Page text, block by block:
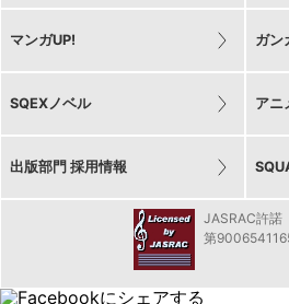
マンガUP! ガン
SQEXノベル アニ
出版部門 採用情報
JASRAC許諾
第